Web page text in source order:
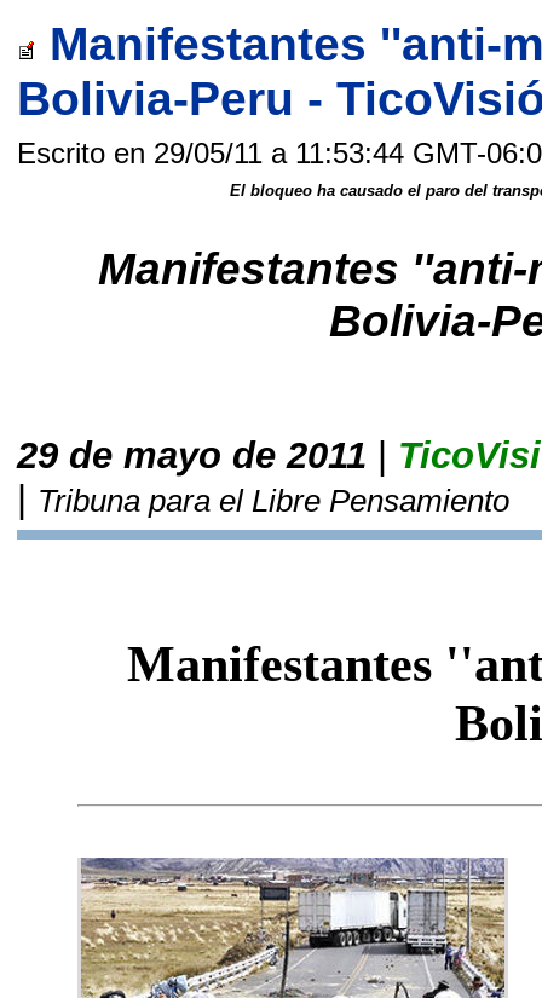
Manifestantes ''anti-
Bolivia-Peru -
Escrito en 29/05/11 a 11:53:44 GMT-
El bloqueo ha causado el paro del
Manifestantes
Bolivia-
29 de mayo de 2011
Tribuna para el Libre Pensamiento
Manifestantes